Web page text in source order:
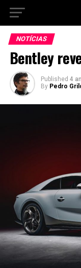
NOTÍCIAS
Bentley
Published 4
By Pedro